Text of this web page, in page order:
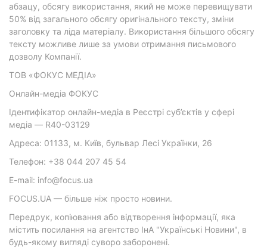
абзацу, обсягу використання, який не може перевищувати
50% від загального обсягу оригінального тексту, зміни
заголовку та ліда матеріалу. Використання більшого обсягу
тексту можливе лише за умови отримання письмового
дозволу Компанії.
ТОВ «ФОКУС МЕДІА»
Онлайн-медіа ФОКУС
Ідентифікатор онлайн-медіа в Реєстрі суб’єктів у сфері
медіа — R40-03129
Адреса: 01133, м. Київ, бульвар Лесі Українки, 26
Телефон: +38 044 207 45 54
E-mail: info@focus.ua
FOCUS.UA — більше ніж просто новини.
Передрук, копіювання або відтворення інформації, яка
містить посилання на агентство ІнА "Українські Новини", в
будь-якому вигляді суворо заборонені.